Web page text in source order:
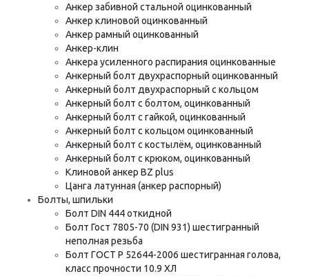
Анкер забивной стальной оцинкованный
Анкер клиновой оцинкованный
Анкер рамный оцинкованный
Анкер-клин
Анкера усиленного распирания оцинкованные
Анкерный болт двухраспорный оцинкованный
Анкерный болт двухраспорный с кольцом
Анкерный болт с болтом, оцинкованный
Анкерный болт с гайкой, оцинкованный
Анкерный болт с кольцом оцинкованный
Анкерный болт с костылём, оцинкованный
Анкерный болт с крюком, оцинкованный
Клиновой анкер BZ plus
Цанга латунная (анкер распорный)
Болты, шпильки
Болт DIN 444 откидной
Болт Гост 7805-70 (DIN 931) шестигранный
неполная резьба
Болт ГОСТ Р 52644-2006 шестигранная голова,
класс прочности 10.9 ХЛ